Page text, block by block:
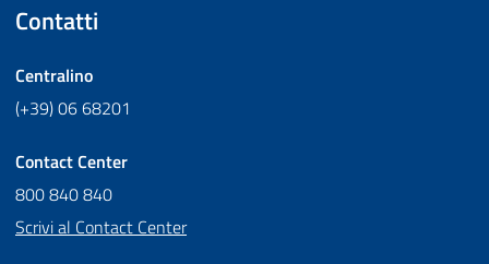
Contatti
Centralino
(+39) 06 68201
Contact Center
800 840 840
Scrivi al Contact Center